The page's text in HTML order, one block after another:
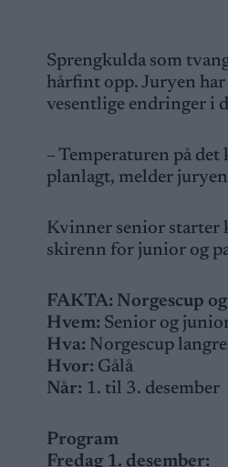
Sprengkulda som
hårfint opp. Juryen har
vesentlige endringer i
– Temperaturen på
planlagt, melder
Kvinner senior starter
skirenn for junior og
FAKTA: Norgescup
Hvem: Senior og
Hva: Norgescup
Hvor: Gålå
Når: 1. til 3. desember
Program
Fredag 1. desember: